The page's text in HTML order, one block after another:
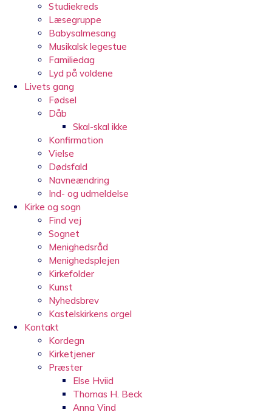
Studiekreds
Læsegruppe
Babysalmesang
Musikalsk legestue
Familiedag
Lyd på voldene
Livets gang
Fødsel
Dåb
Skal-skal ikke
Konfirmation
Vielse
Dødsfald
Navneændring
Ind- og udmeldelse
Kirke og sogn
Find vej
Sognet
Menighedsråd
Menighedsplejen
Kirkefolder
Kunst
Nyhedsbrev
Kastelskirkens orgel
Kontakt
Kordegn
Kirketjener
Præster
Else Hviid
Thomas H. Beck
Anna Vind